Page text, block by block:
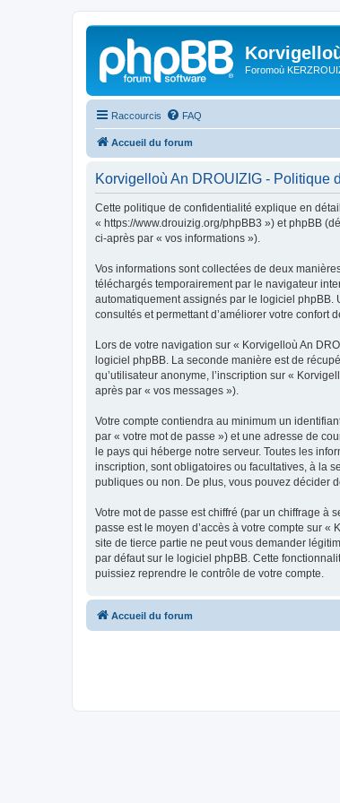
Foromoù
Raccourcis FAQ
Accueil du forum
Korvigelloù An DROUIZIG - Politique
Cette politique de confidentialité explique en
« https://www.drouizig.org/phpBB3 ») et phpBB
ci-après par « vos informations »).
Vos informations sont collectées de deux
téléchargés temporairement par le navigateur
automatiquement assignés par le logiciel phpBB.
consultés et permettant d’améliorer votre confort
Lors de votre navigation sur « Korvigelloù An
logiciel phpBB. La seconde manière est de
qu’utilisateur anonyme, l’inscription sur «
après par « vos messages »).
Votre compte contiendra au minimum un
par « votre mot de passe ») et une adresse de
le pays qui héberge notre serveur. Toutes les
inscription, sont obligatoires ou facultatives, à la
publiques ou non. De plus, vous pouvez décider
Votre mot de passe est chiffré (par un chiffrage à
passe est le moyen d’accès à votre compte sur
site de tierce partie ne peut vous demander
par défaut sur le logiciel phpBB. Cette
puissiez reprendre le contrôle de votre compte.
Accueil du forum